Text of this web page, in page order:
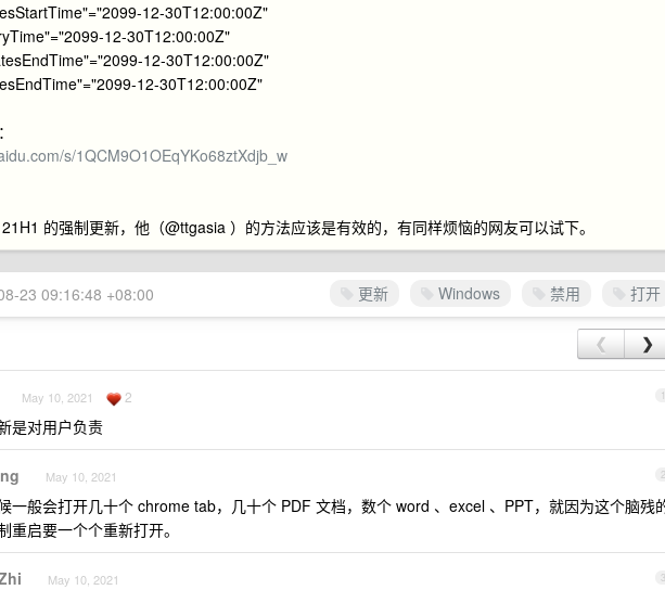
12-30T12:00:00Z"
12-30T12:00:00Z"
12-30T12:00:00Z"
12-30T12:00:00Z"
s/1QCM9O1OEqYKo68ztXdjb_w
的强制更新，他（@ttgasia ）的方法应该是有效的，有同样烦恼的网友可以试下。
更新 Windows 禁用 打开
23 09:16:48 +08:00
❮ ❯
1
May 10, 2021 2
是对用户负责
2
May 10, 2021
一般会打开几十个 chrome tab，几十个 PDF 文档，数个 word 、excel 、PPT，就因为这个脑残
重启要一个个重新打开。
3
May 10, 2021